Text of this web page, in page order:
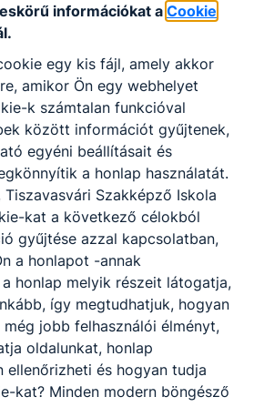
információkat aCookie
egy kis fájl, amely akkor
amikor Ön egy webhelyet
k számtalan funkcióval
között információt gyűjtenek,
egyéni beállításait és
a honlap használatát.
Tiszavasvári Szakképző Iskola
kat a következő célokból
gyűjtése azzal kapcsolatban,
a honlapot -annak
honlap melyik részeit látogatja,
így megtudhatjuk, hogyan
jobb felhasználói élményt,
oldalunkat, honlap
ellenőrizheti és hogyan tudja
kat? Minden modern böngésző